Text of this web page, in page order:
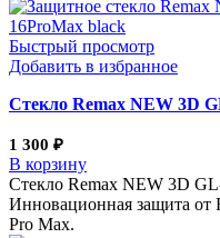
Быстрый просмотр
Добавить в избранное
Стекло Remax NEW 3D
1 300 ₽
В корзину
Стекло Remax NEW 3D
Инновационная защита от
Pro Max.